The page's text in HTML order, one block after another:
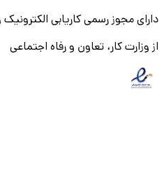
دارای مجوز رسمی کاریابی
از وزارت کار، تعاون و رفاه اجتماعی